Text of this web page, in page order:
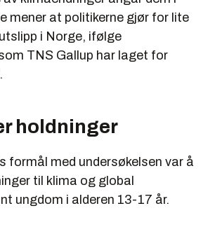
mener at politikerne gjør for lite
i Norge, ifølge
TNS Gallup har laget for
holdninger
formål med undersøkelsen var å
til klima og global
ungdom i alderen 13-17 år.